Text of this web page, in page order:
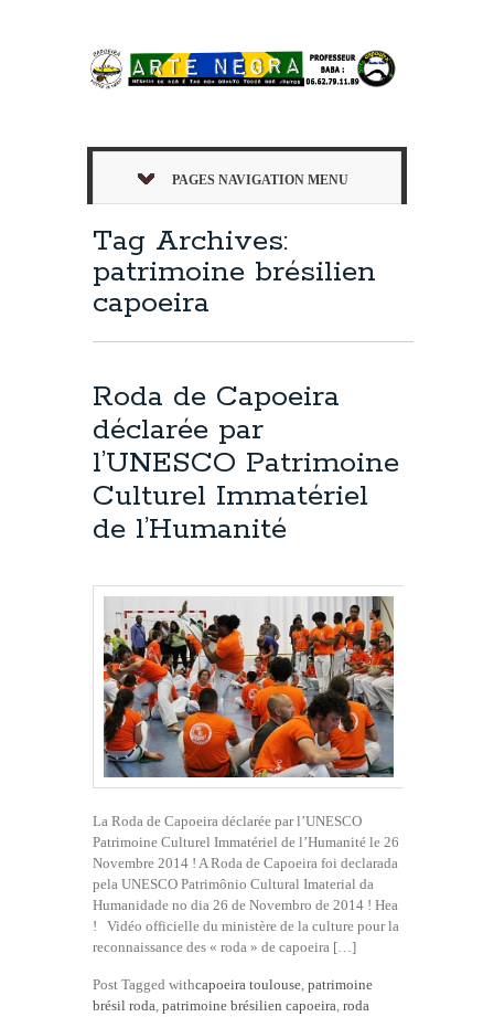
PAGES NAVIGATION MENU
Tag Archives:
patrimoine brésilien
capoeira
Roda de Capoeira
déclarée par
l’UNESCO Patrimoine
Culturel Immatériel
de l’Humanité
La Roda de Capoeira déclarée par l’UNESCO
Patrimoine Culturel Immatériel de l’Humanité le 26
Novembre 2014 ! A Roda de Capoeira foi declarada
pela UNESCO Patrimônio Cultural Imaterial da
Humanidade no dia 26 de Novembro de 2014 ! Hea
! Vidéo officielle du ministère de la culture pour la
reconnaissance des « roda » de capoeira […]
Post Tagged withcapoeira toulouse, patrimoine
brésil roda, patrimoine brésilien capoeira, roda